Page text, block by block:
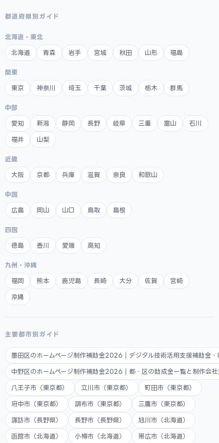
都道府県別ガイド
北海道・東北
北海道 青森 岩手 宮城 秋田 山形 福島
関東
東京 神奈川 埼玉 千葉 茨城 栃木 群馬
中部
愛知 新潟 静岡 長野 岐阜 三重 富山 石川
福井 山梨
近畿
大阪 京都 兵庫 滋賀 奈良 和歌山
中国
広島 岡山 山口 鳥取 島根
四国
徳島 香川 愛媛 高知
九州・沖縄
福岡 熊本 鹿児島 長崎 大分 佐賀 宮崎
沖縄
主要都市別ガイド
墨田区のホームページ制作補助金2026｜デジタル技術活用支援補助金
中野区のホームページ制作補助金2026｜都・区の助成金一覧と制作会
八王子市（東京都） 立川市（東京都） 町田市（東京都）
府中市（東京都） 調布市（東京都） 三鷹市（東京都）
諏訪市（長野県） 長野市（長野県） 旭川市（北海道）
函館市（北海道） 小樽市（北海道） 帯広市（北海道）